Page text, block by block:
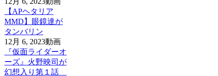
【APヘタリア
MMD】眼鏡達が
タンバリン
12月 6, 2023動画
『仮面ライダーオ
ーズ』火野映司が
幻想入り第１話